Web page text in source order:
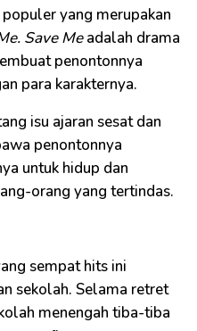
yang merupakan
Save Meadalah drama
penontonnya
para karakternya.
isu ajaran sesat dan
penontonnya
untuk hidup dan
orang yang tertindas.
sempat hits ini
sekolah. Selama retret
menengah tiba-tiba